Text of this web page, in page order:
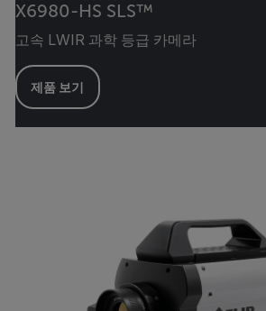
X6980-HS SLS™
고속 LWIR 과학 등급 카메라
제품 보기